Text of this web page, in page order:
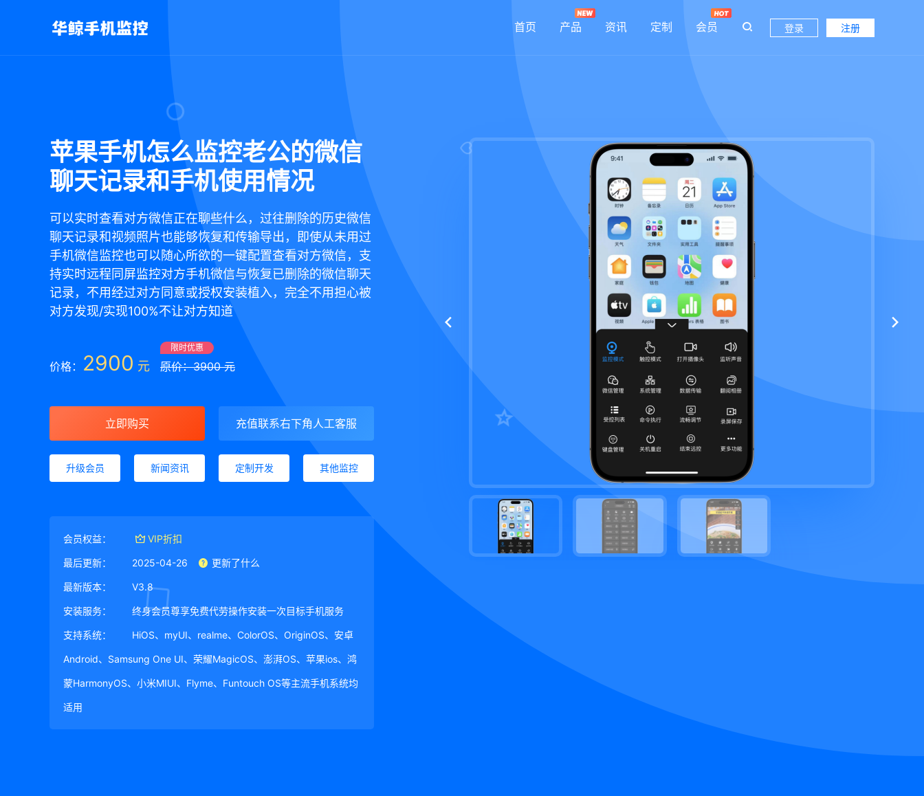
首页 产品 资讯 定制 会员 登录 注册
苹果手机怎么监控老公的微信
聊天记录和手机使用情况
可以实时查看对方微信正在聊些什么，过往删除的历史微信
聊天记录和视频照片也能够恢复和传输导出，即使从未用过
手机微信监控也可以随心所欲的一键配置查看对方微信，支
持实时远程同屏监控对方手机微信与恢复已删除的微信聊天
记录，不用经过对方同意或授权安装植入，完全不用担心被
对方发现/实现100%不让对方知道
价格： 2900 元
限时优惠
原价：3900 元
立即购买 充值联系右下角人工客服
升级会员 新闻资讯 定制开发 其他监控
会员权益： VIP折扣
最后更新： 2025-04-26 更新了什么
最新版本： V3.8
安装服务： 终身会员尊享免费代劳操作安装一次目标手机服务
支持系统： HiOS、myUI、realme、ColorOS、OriginOS、安卓
Android、Samsung One UI、荣耀MagicOS、澎湃OS、苹果ios、鸿
蒙HarmonyOS、小米MIUI、Flyme、Funtouch OS等主流手机系统均
适用